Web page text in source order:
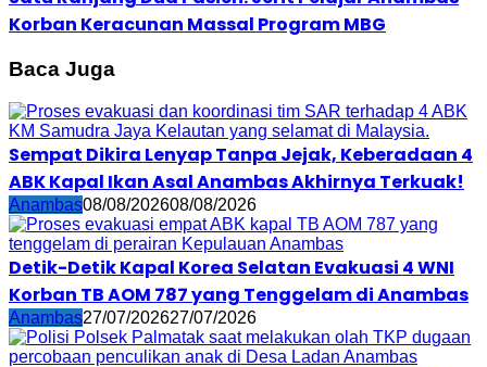
Korban Keracunan Massal Program MBG
Baca Juga
Sempat Dikira Lenyap Tanpa Jejak, Keberadaan 4
ABK Kapal Ikan Asal Anambas Akhirnya Terkuak!
Anambas08/08/202608/08/2026
Detik-Detik Kapal Korea Selatan Evakuasi 4 WNI
Korban TB AOM 787 yang Tenggelam di Anambas
Anambas27/07/202627/07/2026